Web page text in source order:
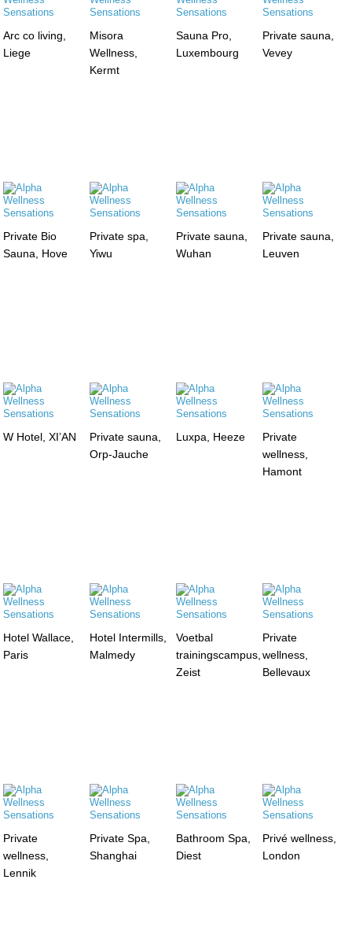
Arc co living,
Liege
Misora
Wellness,
Kermt
Sauna Pro,
Luxembourg
Private sauna,
Vevey
Private Bio
Sauna, Hove
Private spa,
Yiwu
Private sauna,
Wuhan
Private sauna,
Leuven
W Hotel, XI’AN
Private sauna,
Orp-Jauche
Luxpa, Heeze
Private
wellness,
Hamont
Hotel Wallace,
Paris
Hotel Intermills,
Malmedy
Voetbal
trainingscampus,
Zeist
Private
wellness,
Bellevaux
Private
wellness,
Lennik
Private Spa,
Shanghai
Bathroom Spa,
Diest
Privé wellness,
London